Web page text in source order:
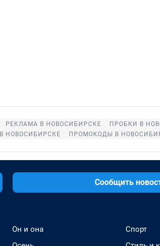
РЕКЛАМА В НОВОСИБИРСКЕ
ПРОБКИ В
НОВОСИБИРСКЕ ПРОМОКОДЫ В
Сообщить
Он и она
Спорт